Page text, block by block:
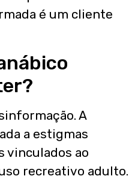
é um cliente
A
a estigmas
vinculados ao
recreativo adulto.